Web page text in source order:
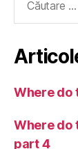
după:
Where do
Where do
part 4